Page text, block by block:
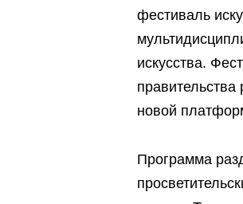
фестиваль
искусства.
новой
Программа